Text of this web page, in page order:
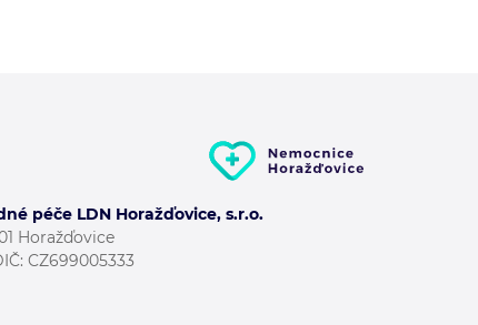
péče LDN Horažďovice, s.r.o.
Horažďovice
CZ699005333